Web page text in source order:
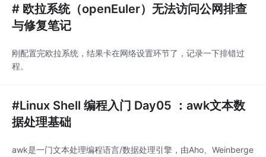
# 欧拉系统（openEuler）无法访问公网排查
与修复笔记
刚配置完欧拉系统，结果卡在网络设置环节了，记录一下排错过
程。
#Linux Shell 编程入门 Day05 ：awk文本数
据处理基础
awk是一门文本处理编程语言/数据处理引擎，由Aho、Weinberge